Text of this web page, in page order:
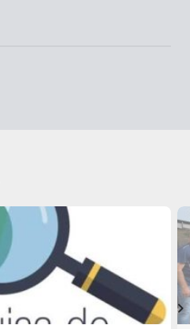
keyboard_arrow_right